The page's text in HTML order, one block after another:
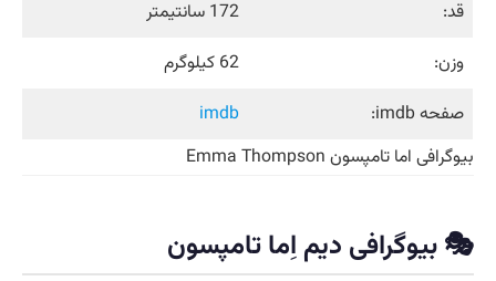
قد:
172 سانتیمتر
وزن:
62 کیلوگرم
صفحه imdb:
imdb
بیوگرافی اما تامپسون Emma Thompson
🎭 بیوگرافی دیم اِما تامپسون